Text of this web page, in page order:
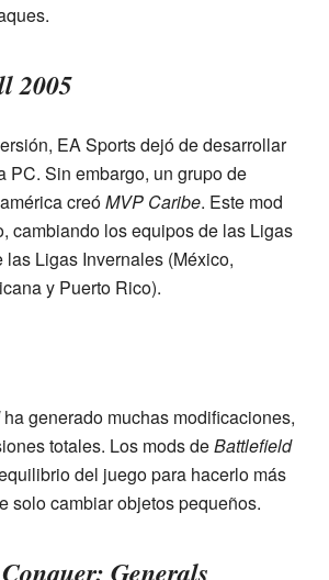
2005
EA Sports dejó de desarrollar
PC. Sin embargo, un grupo de
creóMVP Caribe. Este mod
cambiando los equipos de las Ligas
las Ligas Invernales (México,
y Puerto Rico).
ha generado muchas modificaciones,
totales. Los mods deBattlefield
del juego para hacerlo más
solo cambiar objetos pequeños.
Generals